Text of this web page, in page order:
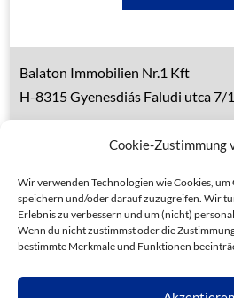
Cookie-Zustimmung
Wir verwenden Technologien wie Cookies,
speichern und/oder darauf zuzugreifen. Wir
Erlebnis zu verbessern und um (nicht)
Wenn du nicht zustimmst oder die
bestimmte Merkmale und Funktionen
Balaton Immobilien Nr.1 Kft
H-8315 Gyenesdiás Faludi utca 7/1
Handy 1: 0036 30 153 7382
Handy 2: 0036 20 935 6160